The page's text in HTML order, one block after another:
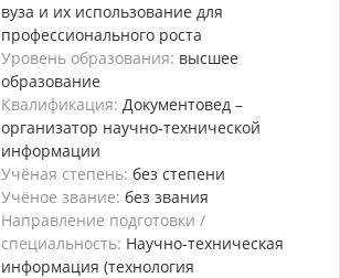
вуза и их использование для
профессионального роста
Уровень образования: высшее
образование
Квалификация: Документовед –
организатор научно-технической
информации
Учёная степень: без степени
Учёное звание: без звания
Направление подготовки /
специальность: Научно-техническая
информация (технология